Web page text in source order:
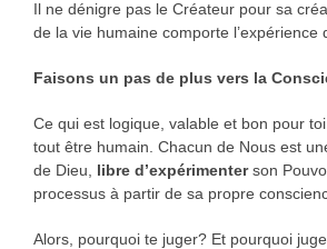
Il ne dénigre pas le Créateur pour sa
de la vie humaine comporte l’expérience
Faisons un pas de plus vers la
Ce qui est logique, valable et bon pour
tout être humain. Chacun de Nous est
de Dieu, libre d’expérimenterson
processus à partir de sa propre
Alors, pourquoi te juger? Et pourquoi